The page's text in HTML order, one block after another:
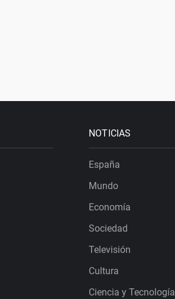
NOTICIAS
España
Mundo
Economía
Sociedad
Televisión
Cultura
Ciencia y Tecnología